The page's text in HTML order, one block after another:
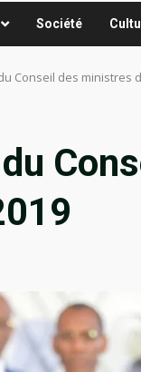
Société
Conseil des ministres